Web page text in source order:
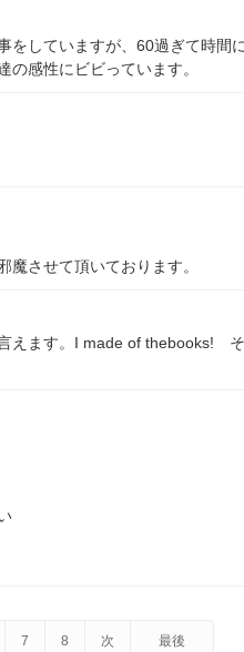
をしていますが、60過ぎて時間
感性にビビっています。
させて頂いております。
えます。I made of thebooks! そ
7 8 次 最後